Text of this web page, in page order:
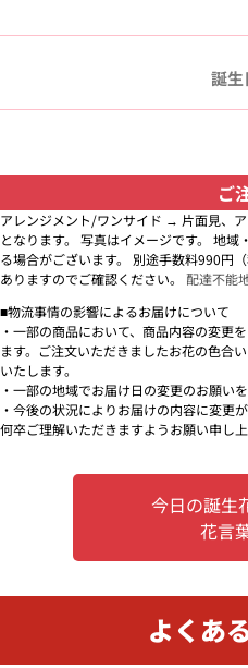
誕生
ご
アレンジメント/ワンサイド → 片面見、
となります。 写真はイメージです。 地
る場合がございます。 別途手数料990円
ありますのでご確認ください。 配達不能
■物流事情の影響によるお届けについて
・一部の商品において、商品内容の変更
ます。ご注文いただきましたお花の色合
いたします。
・一部の地域でお届け日の変更のお願い
・今後の状況によりお届けの内容に変更
何卒ご理解いただきますようお願い申し上
今日の誕生
花言
よくあ